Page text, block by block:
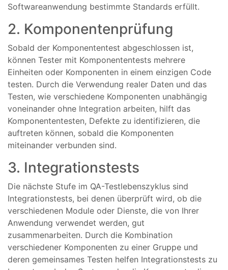
Softwareanwendung bestimmte Standards erfüllt.
2. Komponentenprüfung
Sobald der Komponententest abgeschlossen ist,
können Tester mit Komponententests mehrere
Einheiten oder Komponenten in einem einzigen Code
testen. Durch die Verwendung realer Daten und das
Testen, wie verschiedene Komponenten unabhängig
voneinander ohne Integration arbeiten, hilft das
Komponententesten, Defekte zu identifizieren, die
auftreten können, sobald die Komponenten
miteinander verbunden sind.
3. Integrationstests
Die nächste Stufe im QA-Testlebenszyklus sind
Integrationstests, bei denen überprüft wird, ob die
verschiedenen Module oder Dienste, die von Ihrer
Anwendung verwendet werden, gut
zusammenarbeiten. Durch die Kombination
verschiedener Komponenten zu einer Gruppe und
deren gemeinsames Testen helfen Integrationstests zu